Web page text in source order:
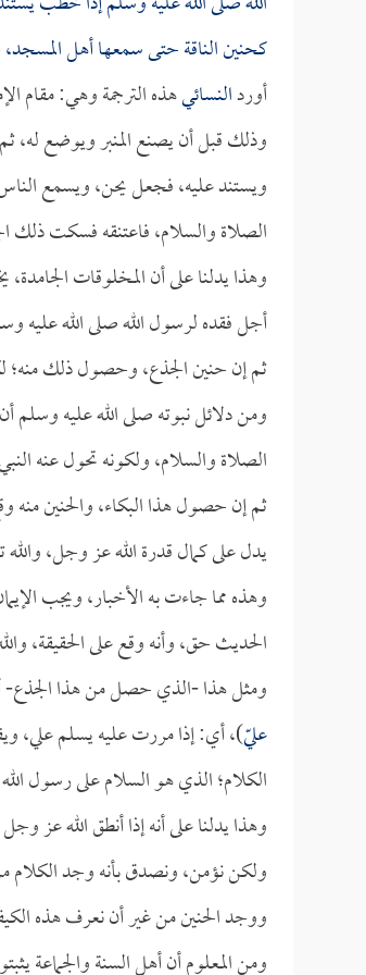
كحنين الناقة حتى سمعها أهل
أوردالنسائيهذه الترجمة وهي: مقام
وذلك قبل أن يصنع المنبر ويوضع له،
ويستند عليه، فجعل يحن، ويسمع
الصلاة والسلام، فاعتنقه فسكت ذلك
وهذا يدلنا على أن المخلوقات
أجل فقده لرسول الله صلى الله عليه
ثم إن حنين الجذع، وحصول ذلك منه؛
ومن دلائل نبوته صلى الله عليه وسلم
الصلاة والسلام، ولكونه تحول عنه
ثم إن حصول هذا البكاء، والحنين
يدل على كمال قدرة الله عز وجل،
وهذه مما جاءت به الأخبار، ويجب
الحديث حق، وأنه وقع على الحقيقة،
ومثل هذا -الذي حصل من هذا الجذع-
عليّ)، أي: إذا مررت عليه يسلم علي،
الكلام؛ الذي هو السلام على رسول
وهذا يدلنا على أنه إذا أنطق الله عز
ولكن نؤمن، ونصدق بأنه وجد
ووجد الحنين من غير أن نعرف هذه
ومن المعلوم أن أهل السنة والجماعة